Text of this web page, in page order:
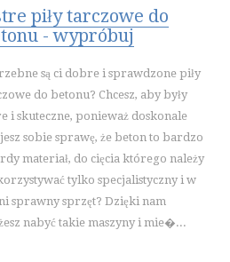
RELATIONS
REKLAMOWE
AGENCJE
SPORT
INTEGRACYJNE
I REKREACYJNE
PRZEMYSŁ
piły tarczowe do
- wypróbuj
są ci dobre i sprawdzone piły
do betonu? Chcesz, aby były
i skuteczne, ponieważ doskonale
sobie sprawę, że beton to bardzo
materiał, do cięcia którego należy
tylko specjalistyczny i w
sprawny sprzęt? Dzięki nam
nabyć takie maszyny i mie�...